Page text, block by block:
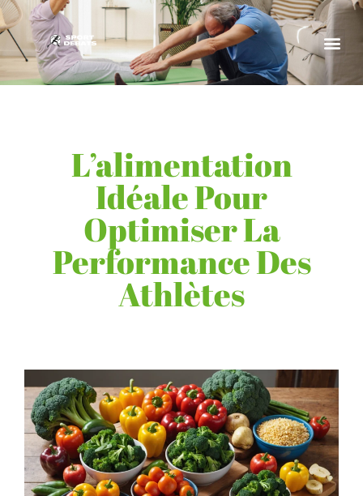
L’alimentation
Idéale Pour
Optimiser La
Performance Des
Athlètes